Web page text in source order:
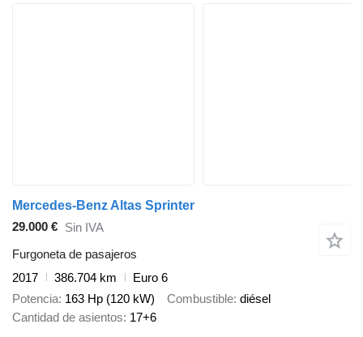
Mercedes-Benz Altas Sprinter
29.000 € Sin IVA
Furgoneta de pasajeros
2017
386.704 km
Euro 6
Potencia 163 Hp (120 kW) Combustible diésel
Cantidad de asientos 17+6